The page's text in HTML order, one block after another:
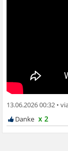
13.06.2026 00:32 •
x 2